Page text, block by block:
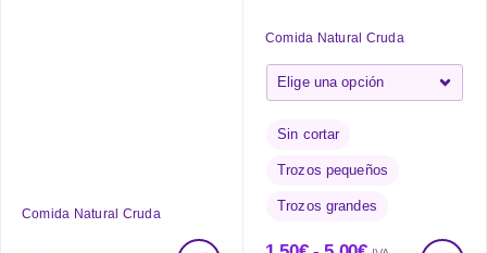
Comida Natural Cruda
Comida Natural Cruda
Sin cortar
Trozos pequeños
Trozos grandes